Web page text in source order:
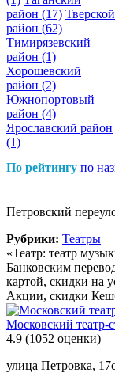
район (17) Тверской
район (62)
Тимирязевский
район (1)
Хорошевский
район (2)
Южнопортовый
район (4)
Ярославский район
(1)
По рейтингу по
Петровский
Рубрики: Театры
«Театр: театр
Банковским
картой, скидки на
Акции, скидки
Московский театр-
4.9 (1052 оценки)
улица Петровка,